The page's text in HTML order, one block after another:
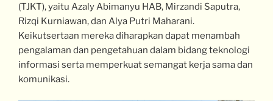
(TJKT), yaitu Azaly Abimanyu HAB, Mirzandi Saputra,
Rizqi Kurniawan, dan Alya Putri Maharani.
Keikutsertaan mereka diharapkan dapat menambah
pengalaman dan pengetahuan dalam bidang teknologi
informasi serta memperkuat semangat kerja sama dan
komunikasi.